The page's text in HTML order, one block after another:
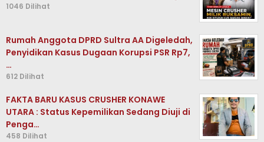
1046 Dilihat
Rumah Anggota DPRD Sultra AA Digeledah,
Penyidikan Kasus Dugaan Korupsi PSR Rp7,
…
612 Dilihat
FAKTA BARU KASUS CRUSHER KONAWE
UTARA : Status Kepemilikan Sedang Diuji di
Penga…
458 Dilihat